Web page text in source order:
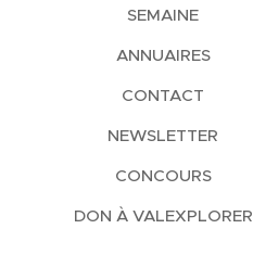
SEMAINE
ANNUAIRES
CONTACT
NEWSLETTER
CONCOURS
DON À VALEXPLORER